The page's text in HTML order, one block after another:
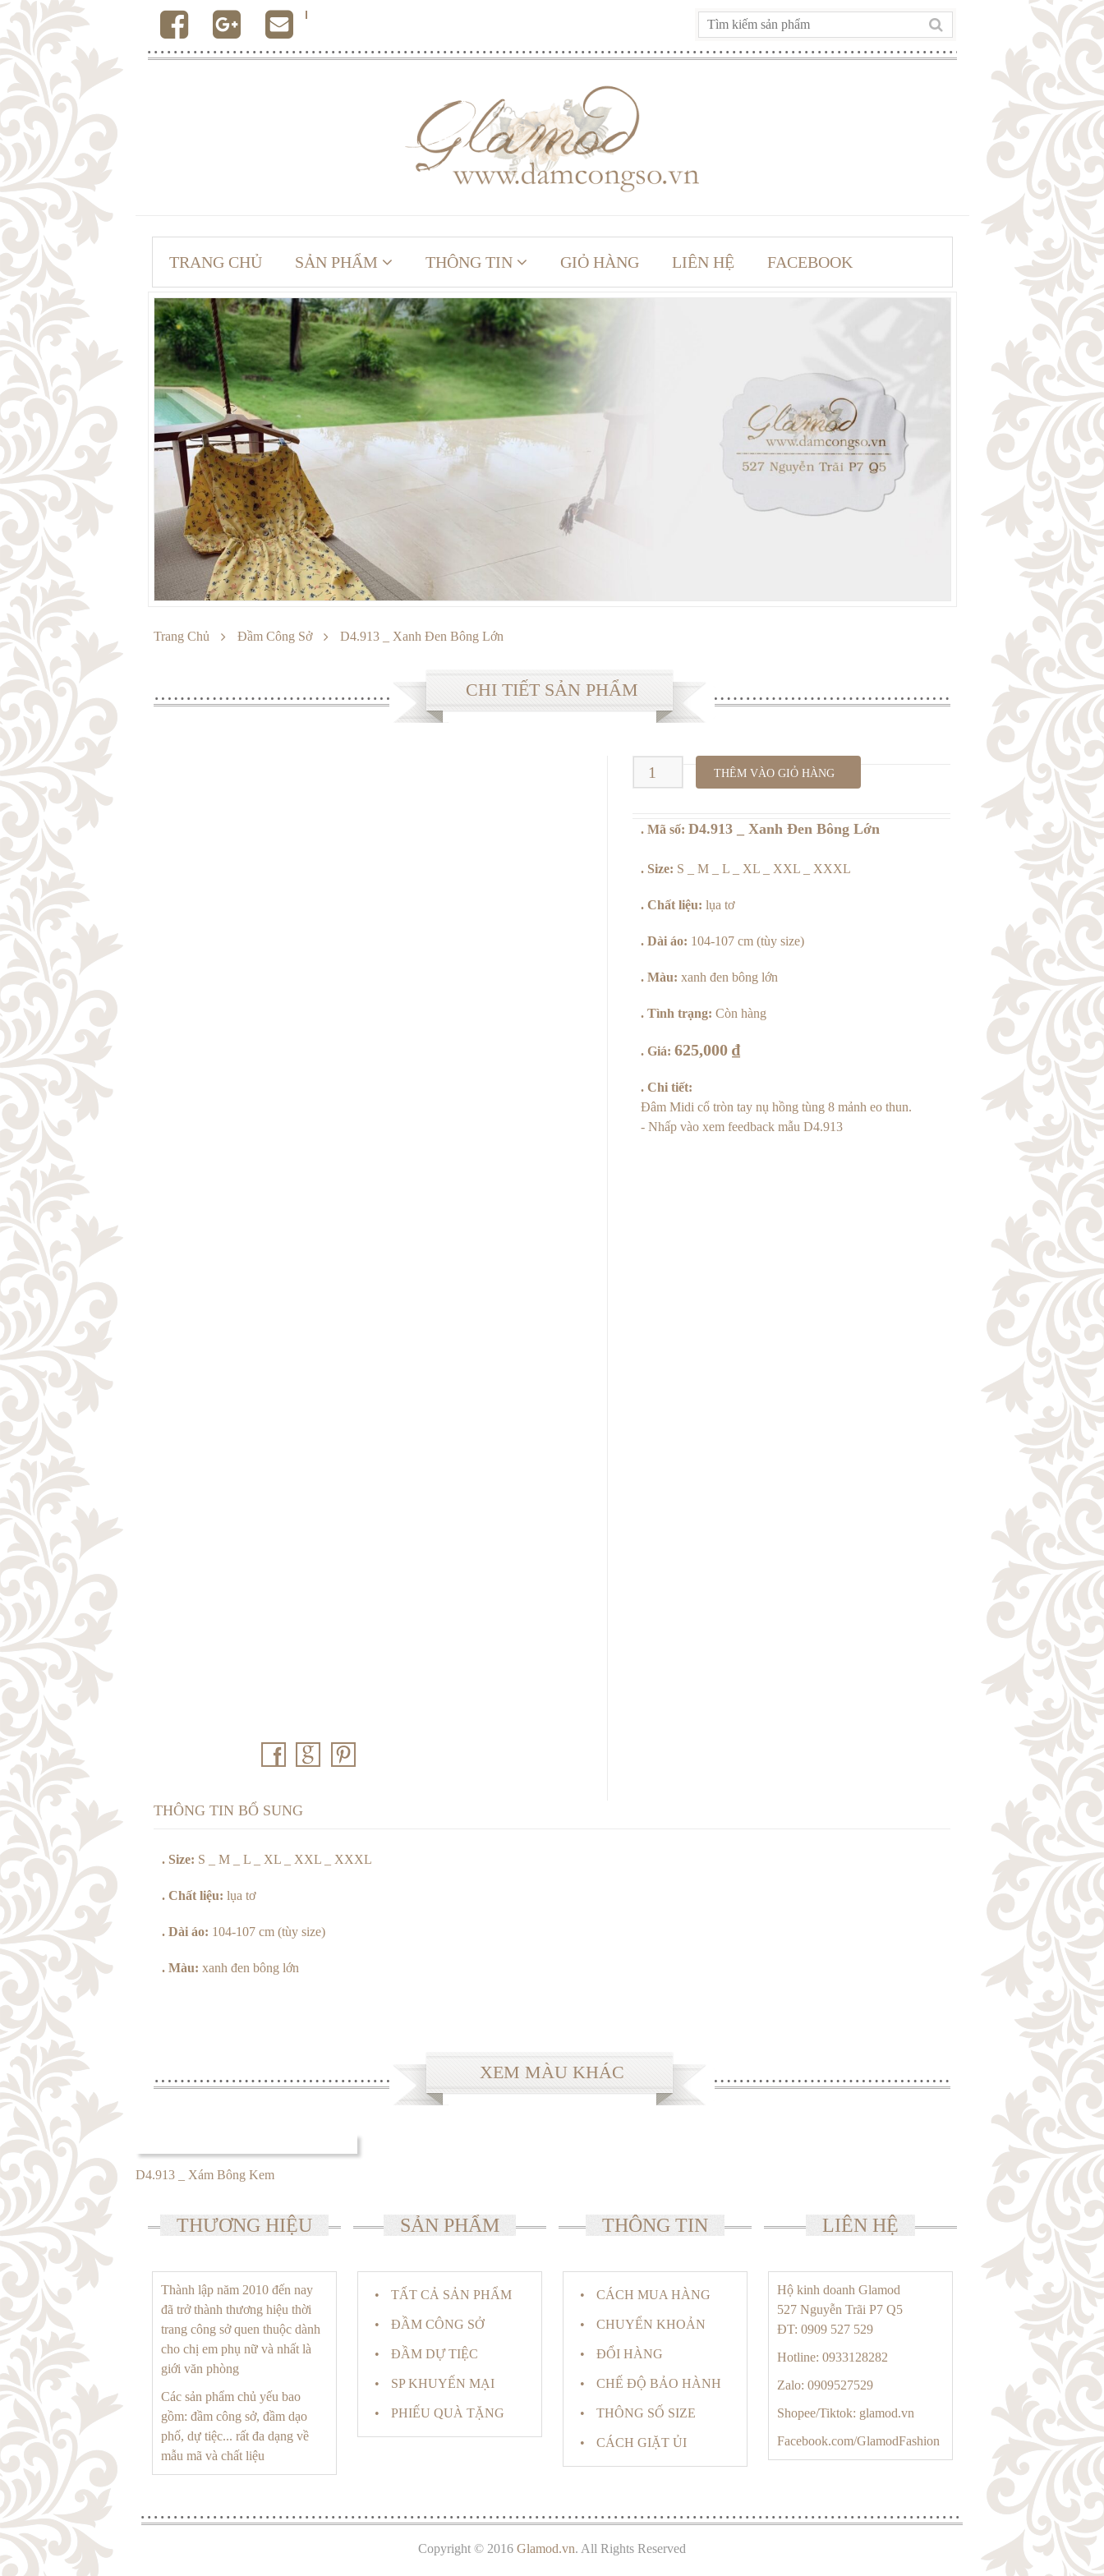
TRANG CHỦ SẢN PHẨM THÔNG TIN GIỎ HÀNG LIÊN HỆ FACEBOOK
Trang Chủ Đầm Công Sở D4.913 _ Xanh Đen Bông Lớn
CHI TIẾT SẢN PHẨM
D4.913
Xanh
Đen
Bông
THÊM VÀO GIỎ HÀNG
. Mã số:D4.913 _ Xanh Đen Bông Lớn
. Size: S _ M _ L _ XL _ XXL _ XXXL
. Chất liệu:lụa tơ
. Dài áo: 104-107 cm (tùy size)
. Màu:xanh đen bông lớn
. Tình trạng:Còn hàng
. Giá:625,000₫
. Chi tiết:
Đâm Midi cổ tròn tay nụ hồng tùng 8 mảnh eo thun.
- Nhấp vào xem feedback mẫu D4.913
THÔNG TIN BỔ SUNG
. Size: S _ M _ L _ XL _ XXL _ XXXL
. Chất liệu: lụa tơ
. Dài áo: 104-107 cm (tùy size)
. Màu: xanh đen bông lớn
XEM MÀU KHÁC
D4.913 _ Xám Bông Kem
THƯƠNG HIỆU
Thành lập năm 2010 đến nay
đã trở thành thương hiệu thời
trang công sở quen thuộc dành
cho chị em phụ nữ và nhất là
giới văn phòng
Các sản phẩm chủ yếu bao
gồm: đầm công sở, đầm dạo
phố, dự tiệc... rất đa dạng về
mẫu mã và chất liệu
SẢN PHẨM
TẤT CẢ SẢN PHẨM
ĐẦM CÔNG SỞ
ĐẦM DỰ TIỆC
SP KHUYẾN MẠI
PHIẾU QUÀ TẶNG
THÔNG TIN
CÁCH MUA HÀNG
CHUYỂN KHOẢN
ĐỔI HÀNG
CHẾ ĐỘ BẢO HÀNH
THÔNG SỐ SIZE
CÁCH GIẶT ỦI
LIÊN HỆ
Hộ kinh doanh Glamod
527 Nguyễn Trãi P7 Q5
ĐT: 0909 527 529
Hotline: 0933128282
Zalo: 0909527529
Shopee/Tiktok: glamod.vn
Facebook.com/GlamodFashion
Copyright © 2016 Glamod.vn. All Rights Reserved